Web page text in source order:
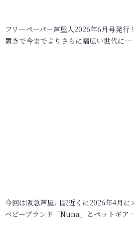
フリーペーパー芦屋人2026年6月号発行
置きで今までよりさらに幅広い世代に…
今回は阪急芦屋川駅近くに2026年4月に
ベビーブランド「Nuna」とペットギア